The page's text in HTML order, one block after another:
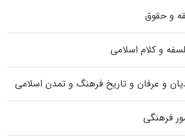
و حقوق
و کلام اسلامی
و عرفان و تاریخ فرهنگ و تمدن اسلامی
فرهنگی